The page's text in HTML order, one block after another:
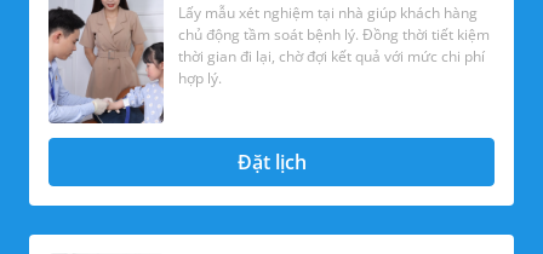
Lấy mẫu xét nghiệm tại nhà giúp khách hàng
chủ động tầm soát bệnh lý. Đồng thời tiết kiệm
thời gian đi lại, chờ đợi kết quả với mức chi phí
hợp lý.
Đặt lịch